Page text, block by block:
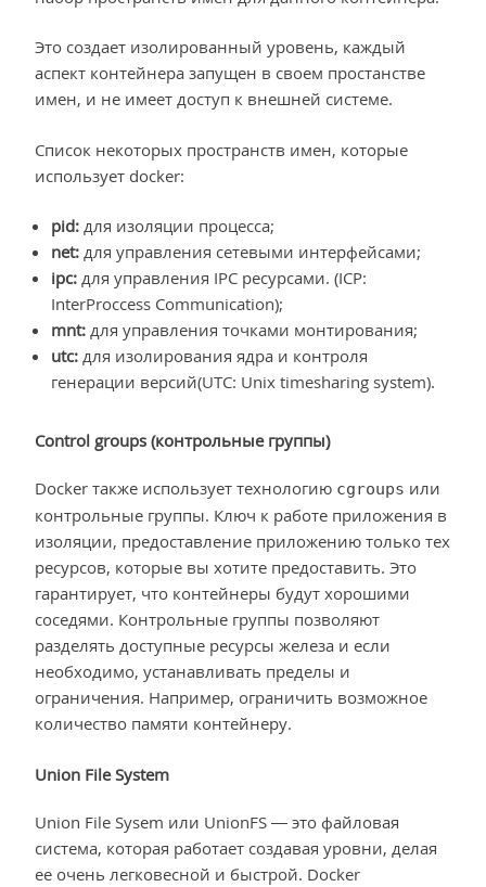
Это создает изолированный уровень, каждый
аспект контейнера запущен в своем простанстве
имен, и не имеет доступ к внешней системе.
Список некоторых пространств имен, которые
использует docker:
pid: для изоляции процесса;
net: для управления сетевыми интерфейсами;
ipc: для управления IPC ресурсами. (ICP:
InterProccess Communication);
mnt: для управления точками монтирования;
utc: для изолирования ядра и контроля
генерации версий(UTC: Unix timesharing system).
Control groups (контрольные группы)
Docker также использует технологию cgroups или
контрольные группы. Ключ к работе приложения в
изоляции, предоставление приложению только тех
ресурсов, которые вы хотите предоставить. Это
гарантирует, что контейнеры будут хорошими
соседями. Контрольные группы позволяют
разделять доступные ресурсы железа и если
необходимо, устанавливать пределы и
ограничения. Например, ограничить возможное
количество памяти контейнеру.
Union File System
Union File Sysem или UnionFS — это файловая
система, которая работает создавая уровни, делая
ее очень легковесной и быстрой. Docker